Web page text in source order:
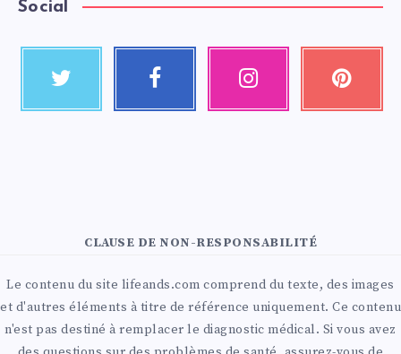
Social
CLAUSE DE NON-RESPONSABILITÉ
Le contenu du site lifeands.com comprend du texte, des images
et d'autres éléments à titre de référence uniquement. Ce contenu
n'est pas destiné à remplacer le diagnostic médical. Si vous avez